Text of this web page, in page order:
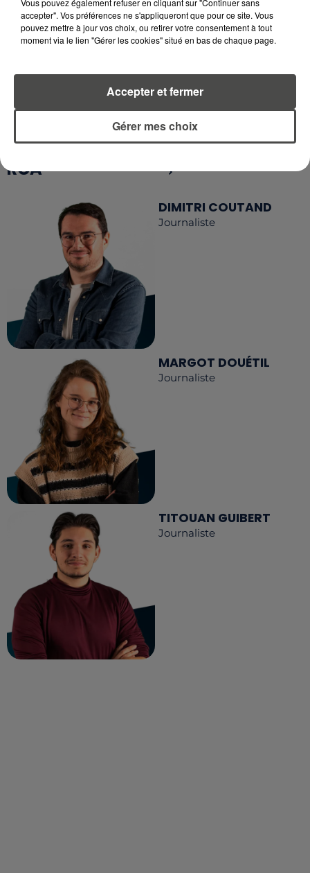
RETROUVEZ TOUTE L'ACTU DE LA RÉGION ET
RECEVEZ LES ALERTES INFOS DE LA RÉDACTION
RCA
LA RÉDACTION
RCA
DIMITRI COUTAND
Journaliste
MARGOT DOUÉTIL
Journaliste
TITOUAN GUIBERT
Journaliste
accepter". Vos préférences ne s'appliqueront que pour ce site. Vous
pouvez mettre à jour vos choix, ou retirer votre consentement à tout
moment via le lien "Gérer les cookies" situé en bas de chaque page.
Gérer mes choix
Accepter et fermer